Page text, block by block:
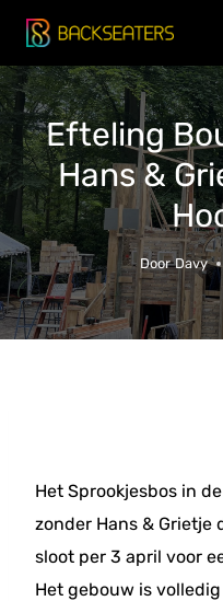
Doorgaan
naar
inhoud
Efteling
Hans &
Door Davy
Het Sprookjesbos in
zonder Hans & Grietje
sloot per 3 april voor
Het gebouw is